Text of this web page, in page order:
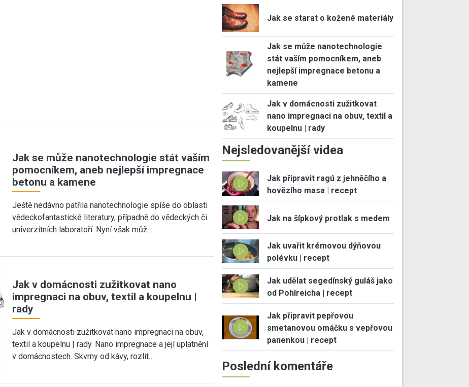
Jak se může nanotechnologie stát vaším
pomocníkem, aneb nejlepší impregnace
betonu a kamene
Ještě nedávno patřila nanotechnologie spíše do oblasti
vědeckofantastické literatury, případně do vědeckých či
univerzitních laboratoří. Nyní však můž…
Jak v domácnosti zužitkovat nano
impregnaci na obuv, textil a koupelnu |
rady
Jak v domácnosti zužitkovat nano impregnaci na obuv,
textil a koupelnu | rady. Nano impregnace a její uplatnění
v domácnostech. Skvrny od kávy, rozlit…
Jak se starat o kožené materiály
Jak se může nanotechnologie
stát vaším pomocníkem, aneb
nejlepší impregnace betonu a
kamene
Jak v domácnosti zužitkovat
nano impregnaci na obuv, textil a
koupelnu | rady
Nejsledovanější videa
Jak připravit ragú z jehněčího a
hovězího masa | recept
Jak na šípkový protlak s medem
Jak uvařit krémovou dýňovou
polévku | recept
Jak udělat segedínský guláš jako
od Pohlreicha | recept
Jak připravit pepřovou
smetanovou omáčku s vepřovou
panenkou | recept
Poslední komentáře